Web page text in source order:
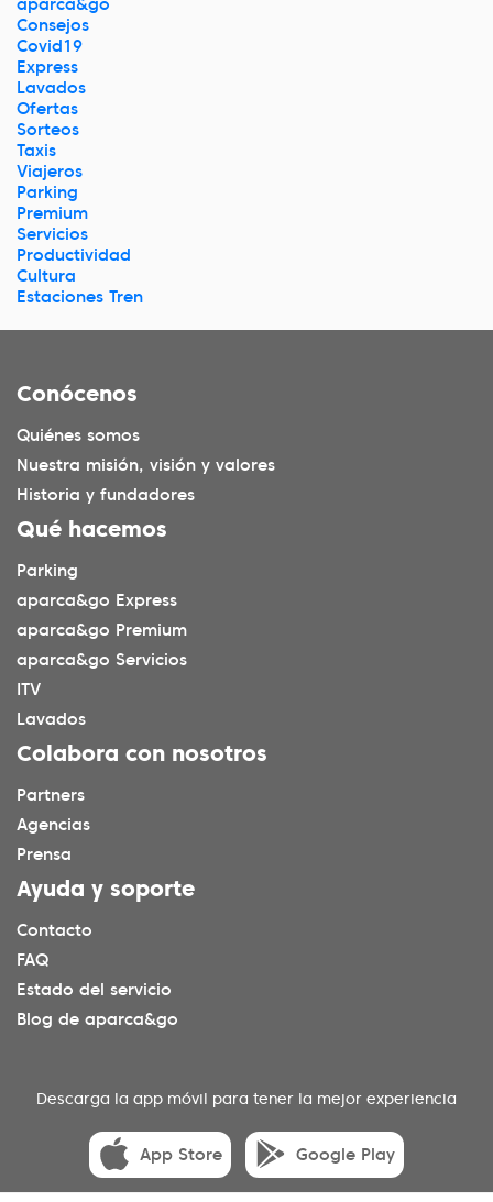
aparca&go
Consejos
Covid19
Express
Lavados
Ofertas
Sorteos
Taxis
Viajeros
Parking
Premium
Servicios
Productividad
Cultura
Estaciones Tren
Conócenos
Quiénes somos
Nuestra misión, visión y valores
Historia y fundadores
Qué hacemos
Parking
aparca&go Express
aparca&go Premium
aparca&go Servicios
ITV
Lavados
Colabora con nosotros
Partners
Agencias
Prensa
Ayuda y soporte
Contacto
FAQ
Estado del servicio
Blog de aparca&go
Descarga la app móvil para tener la mejor experiencia
App Store Google Play